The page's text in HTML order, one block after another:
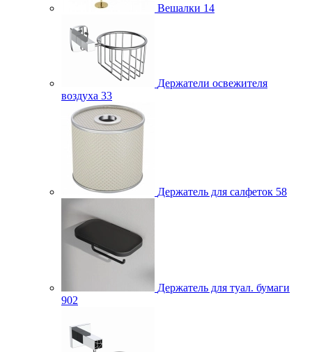
Вешалки 14
Держатели освежителя
воздуха 33
Держатель для салфеток 58
Держатель для туал. бумаги
902